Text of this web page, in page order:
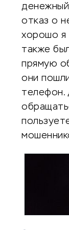
отказ о
хорошо я
также
прямую
они
телефон.